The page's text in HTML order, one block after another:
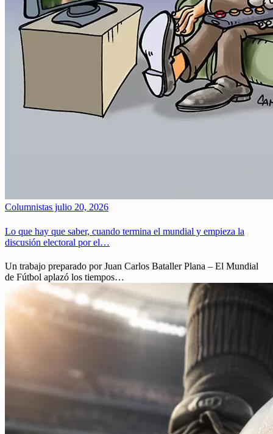
Columnistas julio 20, 2026
Lo que hay que saber, cuando termina el mundial y empieza la
discusión electoral por el…
Un trabajo preparado por Juan Carlos Bataller Plana – El Mundial
de Fútbol aplazó los tiempos…